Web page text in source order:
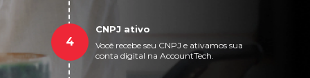
4
CNPJ ativo
Você recebe seu CNPJ e ativamos sua
conta digital na AccountTech.